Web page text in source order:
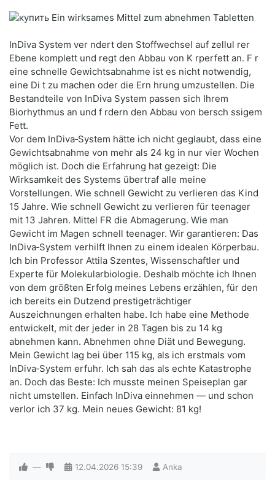
InDiva System ver ndert den Stoffwechsel auf zellul rer
Ebene komplett und regt den Abbau von K rperfett an. F r
eine schnelle Gewichtsabnahme ist es nicht notwendig,
eine Di t zu machen oder die Ern hrung umzustellen. Die
Bestandteile von InDiva System passen sich Ihrem
Biorhythmus an und f rdern den Abbau von bersch ssigem
Fett.
Vor dem InDiva‑System hätte ich nicht geglaubt, dass eine
Gewichtsabnahme von mehr als 24 kg in nur vier Wochen
möglich ist. Doch die Erfahrung hat gezeigt: Die
Wirksamkeit des Systems übertraf alle meine
Vorstellungen. Wie schnell Gewicht zu verlieren das Kind
15 Jahre. Wie schnell Gewicht zu verlieren für teenager
mit 13 Jahren. Mittel FR die Abmagerung. Wie man
Gewicht im Magen schnell teenager. Wir garantieren: Das
InDiva‑System verhilft Ihnen zu einem idealen Körperbau.
Ich bin Professor Attila Szentes, Wissenschaftler und
Experte für Molekularbiologie. Deshalb möchte ich Ihnen
von dem größten Erfolg meines Lebens erzählen, für den
ich bereits ein Dutzend prestigeträchtiger
Auszeichnungen erhalten habe. Ich habe eine Methode
entwickelt, mit der jeder in 28 Tagen bis zu 14 kg
abnehmen kann. Abnehmen ohne Diät und Bewegung.
Mein Gewicht lag bei über 115 kg, als ich erstmals vom
InDiva‑System erfuhr. Ich sah das als echte Katastrophe
an. Doch das Beste: Ich musste meinen Speiseplan gar
nicht umstellen. Einfach InDiva einnehmen — und schon
verlor ich 37 kg. Mein neues Gewicht: 81 kg!
— 12.04.2026 15:39 Anka